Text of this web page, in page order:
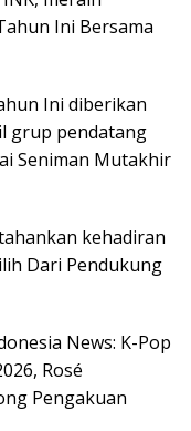
Ini Bersama
Ini diberikan
grup pendatang
Seniman Mutakhir
kehadiran
Dari Pendukung
News: K-Pop
Rosé
Pengakuan